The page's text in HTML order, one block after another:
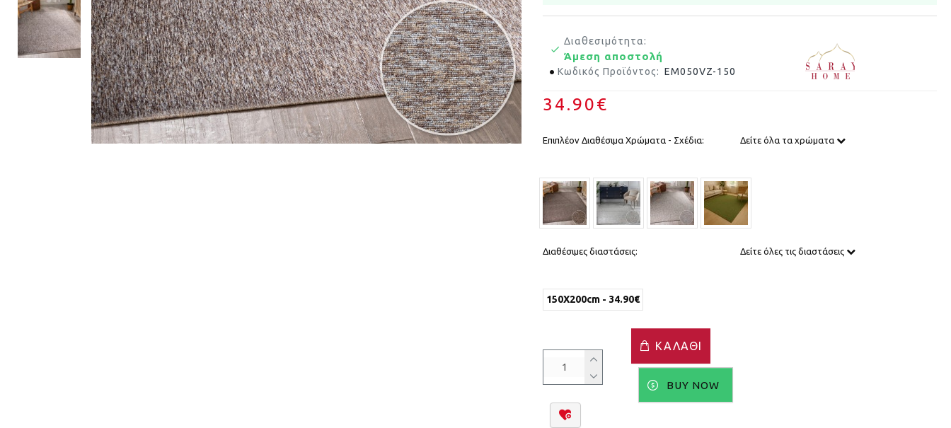
34.90€
Διαθεσιμότητα:
Άμεση αποστολή
Κωδικός Προϊόντος: EM050VZ-150
Επιπλέον Διαθέσιμα Χρώματα - Σχέδια: Δείτε όλα τα χρώματα
Διαθέσιμες διαστάσεις: Δείτε όλες τις διαστάσεις
150X200cm - 34.90€
ΚΑΛΆΘΙ
BUY NOW